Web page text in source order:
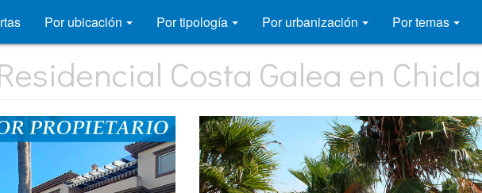
Por ubicación Por tipología Por urbanización Por temas
Costa Galea en